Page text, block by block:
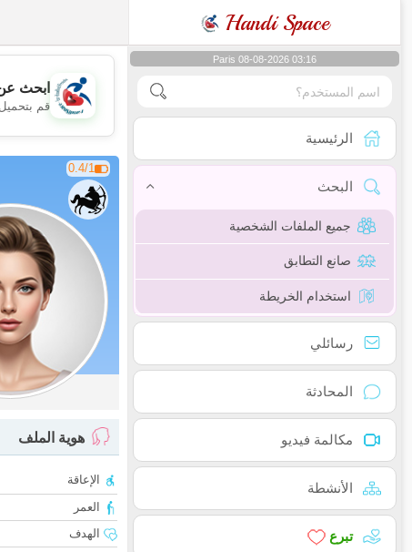
Handi Space
Paris 08-08-2026 03:16
الرئيسية
البحث
جميع الملفات الشخصية
صانع التطابق
استخدام الخريطة
رسائلي
المحادثة
مكالمة فيديو
الأنشطة
تبرع
ابحث
قم
0.4/1
هوية الملف
الإعاقة
العمر
الهدف